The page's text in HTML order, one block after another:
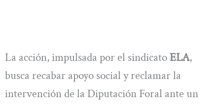
La acción, impulsada por el sindicatoELA,
busca recabar apoyo social y reclamar la
intervención de la Diputación Foral ante un